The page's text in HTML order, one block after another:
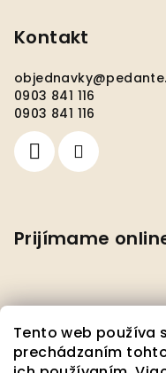
Tento web používa
prechádzaním
Kontakt
objednavky@
0903 841 116
0903 841 116
Prijímame